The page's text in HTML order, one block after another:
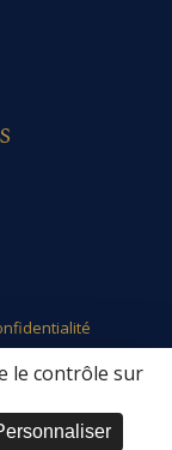
le contrôle sur